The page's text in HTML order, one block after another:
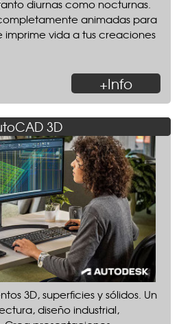
diurnas como nocturnas.
animadas para
imprime vida a tus creaciones
+Info
3D
3D, superficies y sólidos. Un
diseño industrial,